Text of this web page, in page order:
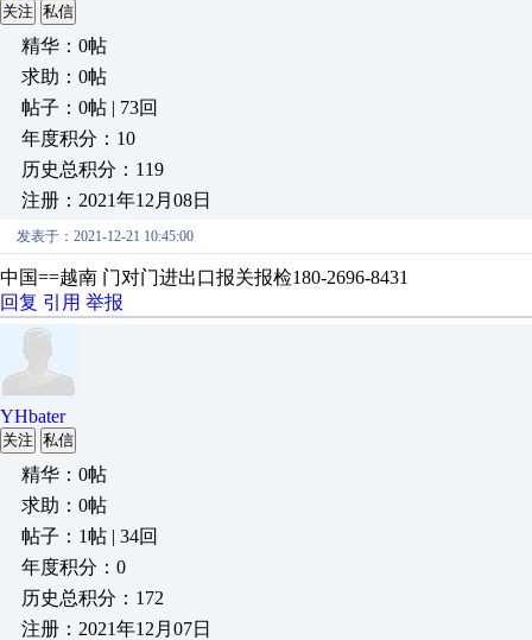
关注 私信
精华：0帖
求助：0帖
帖子：0帖 | 73回
年度积分：10
历史总积分：119
注册：2021年12月08日
发表于：2021-12-21 10:45:00
中国==越南 门对门进出口报关报检180-2696-8431
回复 引用 举报
YHbater
关注 私信
精华：0帖
求助：0帖
帖子：1帖 | 34回
年度积分：0
历史总积分：172
注册：2021年12月07日